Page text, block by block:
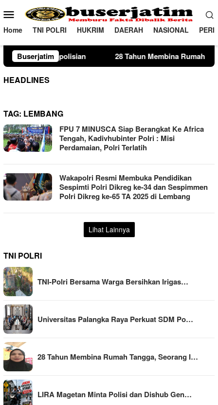
ke
konten
Menu
Mobile
Home TNI POLRI HUKRIM DAERAH NASIONAL
Buserjatim28 Tahun Membina Rumah Tangga, Seorang Ibu
HEADLINES
TAG: LEMBANG
FPU 7 MINUSCA Siap Berangkat Ke Africa
Tengah, Kadivhubinter Polri : Misi
Perdamaian, Polri Terlatih
Wakapolri Resmi Membuka Pendidikan
Sespimti Polri Dikreg ke-34 dan Sespimmen
Polri Dikreg ke-65 TA 2025 di Lembang
Lihat Lainnya
TNI POLRI
TNI-Polri Bersama Warga Bersihkan Irigas…
Universitas Palangka Raya Perkuat SDM Po…
28 Tahun Membina Rumah Tangga, Seorang I…
LIRA Magetan Minta Polisi dan Dishub Gen…